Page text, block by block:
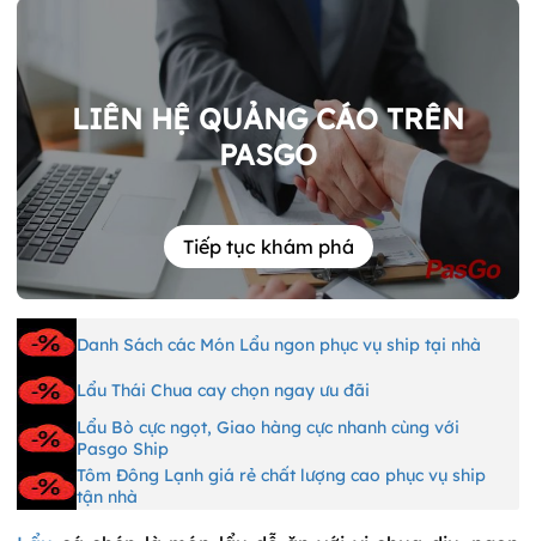
LIÊN HỆ QUẢNG CÁO TRÊN
PASGO
Tiếp tục khám phá
Danh Sách các Món Lẩu ngon phục vụ ship tại nhà
Lẩu Thái Chua cay chọn ngay ưu đãi
Lẩu Bò cực ngọt, Giao hàng cực nhanh cùng với
Pasgo Ship
Tôm Đông Lạnh giá rẻ chất lượng cao phục vụ ship
tận nhà